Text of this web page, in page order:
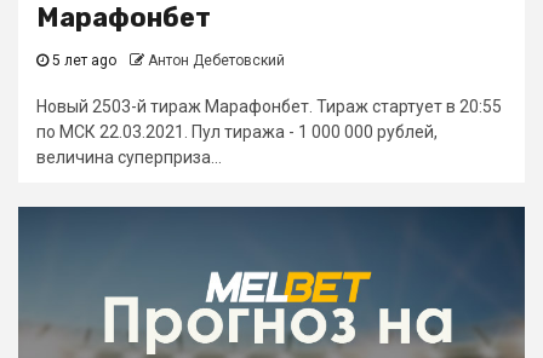
Марафонбет
5 лет ago Антон Дебетовский
Новый 2503-й тираж Марафонбет. Тираж стартует в 20:55
по МСК 22.03.2021. Пул тиража - 1 000 000 рублей,
величина суперприза...